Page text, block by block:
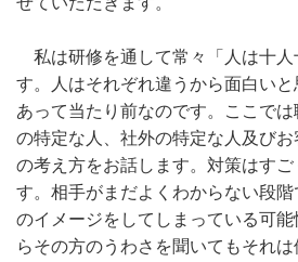
私は研修を通して常々「人は十人
す。人はそれぞれ違うから面白い
あって当たり前なのです。ここで
の特定な人、社外の特定な人及び
の考え方をお話します。対策はす
す。相手がまだよくわからない段階
のイメージをしてしまっている可
らその方のうわさを聞いてもそれは